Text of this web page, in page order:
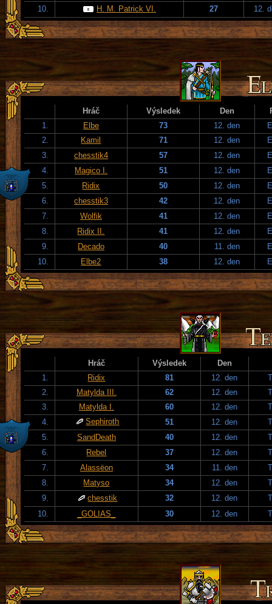
10.
H. M. Patrick VI. 27 12.
Hráč Výsledek Den
1.
Elbe 73 12. den
2.
Kamil 71 12. den
3.
chesstik4 57 12. den
4.
Magico I. 51 12. den
5.
Ridix 50 12. den
6.
chesstik3 42 12. den
7.
Wolfik 41 12. den
8.
Ridix II. 41 12. den
9.
Decado 40 11. den
10.
Elbe2 38 12. den
Hráč Výsledek
Den
1.
Ridix 81 12. den
2.
Matylda III. 62 12. den
3.
Matylda I. 60 12. den
4.
Sephiroth 51 12. den
5.
SandDeath 40 12. den
6.
Rebel 37 12. den
7.
Alassëon 34 11. den
8.
Matyso 34 12. den
9.
chesstik 32 12. den
10.
_GOLIAS_ 30 12. den